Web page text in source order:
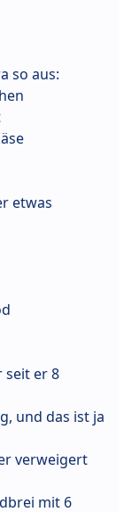
so aus:
etwas
seit er 8
und das ist ja
verweigert
mit 6